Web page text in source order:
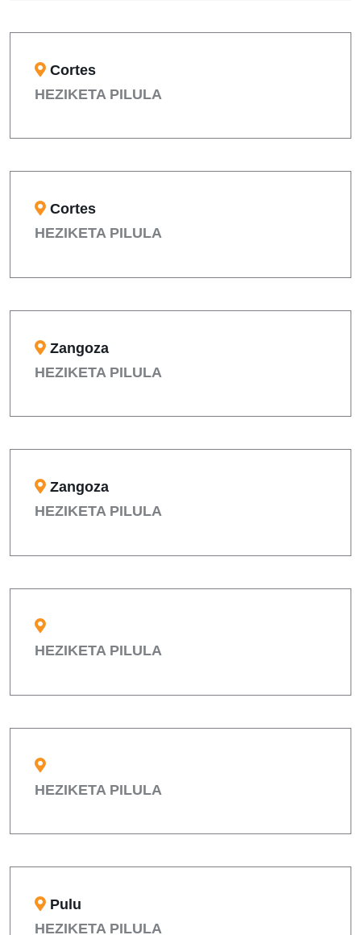
Cortes
HEZIKETA PILULA
Cortes
HEZIKETA PILULA
Zangoza
HEZIKETA PILULA
Zangoza
HEZIKETA PILULA
HEZIKETA PILULA
HEZIKETA PILULA
Pulu
HEZIKETA PILULA